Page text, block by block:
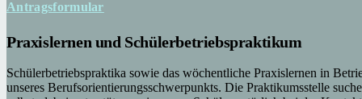
Antragsformular
Praxislernen und Schüler­betriebs­praktikum
Schülerbetriebspraktika sowie das wöchentliche Praxislernen in
unseres Berufsorientierungsschwerpunkts. Die Praktikumsstelle
Aktueller
Hinweis: